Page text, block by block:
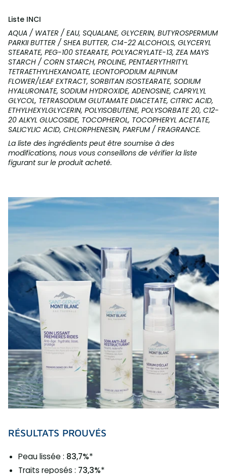
Liste INCI
AQUA / WATER / EAU, SQUALANE, GLYCERIN, BUTYROSPERMUM
PARKII BUTTER / SHEA BUTTER, C14-22 ALCOHOLS, GLYCERYL
STEARATE, PEG-100 STEARATE, POLYACRYLATE-13, ZEA MAYS
STARCH / CORN STARCH, PROLINE, PENTAERYTHRITYL
TETRAETHYLHEXANOATE, LEONTOPODIUM ALPINUM
FLOWER/LEAF EXTRACT, SORBITAN ISOSTEARATE, SODIUM
HYALURONATE, SODIUM HYDROXIDE, ADENOSINE, CAPRYLYL
GLYCOL, TETRASODIUM GLUTAMATE DIACETATE, CITRIC ACID,
ETHYLHEXYLGLYCERIN, POLYISOBUTENE, POLYSORBATE 20, C12-
20 ALKYL GLUCOSIDE, TOCOPHEROL, TOCOPHERYL ACETATE,
SALICYLIC ACID, CHLORPHENESIN, PARFUM / FRAGRANCE.
La liste des ingrédients peut être soumise à des
modifications, nous vous conseillons de vérifier la liste
figurant sur le produit acheté.
RÉSULTATS PROUVÉS
Peau lissée : 83,7%*
Traits reposés : 73,3%*